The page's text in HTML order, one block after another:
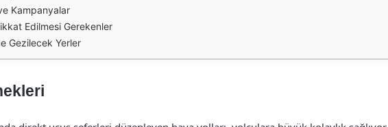
Kampanyalar
Edilmesi Gerekenler
Gezilecek Yerler